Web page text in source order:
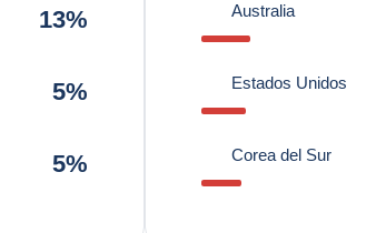
13%
5%
5%
Australia
Estados Unidos
Corea del Sur